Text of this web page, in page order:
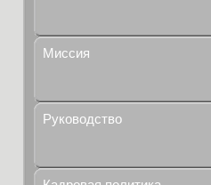
Миссия
Руководство